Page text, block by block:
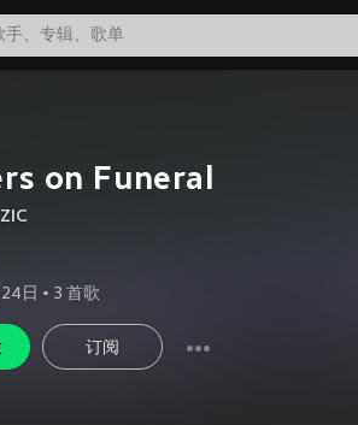
on Funeral
日 • 3 首歌
订阅